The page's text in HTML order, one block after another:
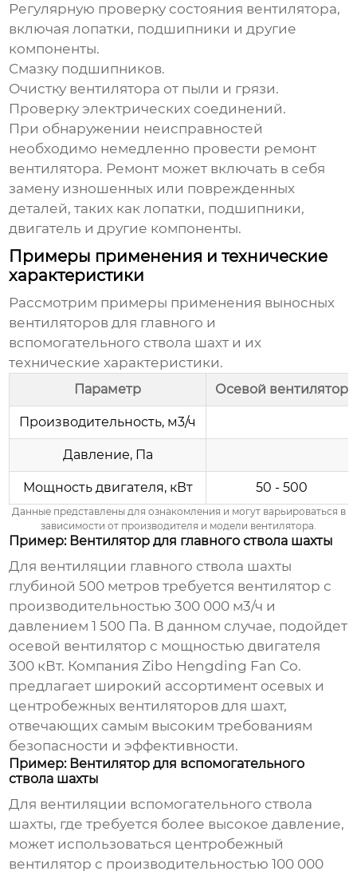
Регулярную проверку состояния вентилятора,
включая лопатки, подшипники и другие
компоненты.
Смазку подшипников.
Очистку вентилятора от пыли и грязи.
Проверку электрических соединений.
При обнаружении неисправностей
необходимо немедленно провести ремонт
вентилятора. Ремонт может включать в себя
замену изношенных или поврежденных
деталей, таких как лопатки, подшипники,
двигатель и другие компоненты.
Примеры применения и технические
характеристики
Рассмотрим примеры применения выносных
вентиляторов для главного и
вспомогательного ствола шахт и их
технические характеристики.
Параметр Осевой вентилятор
Производительность, м3/ч
Давление, Па
Мощность двигателя, кВт 50 - 500
Данные представлены для ознакомления и могут варьироваться в
зависимости от производителя и модели вентилятора.
Пример: Вентилятор для главного ствола шахты
Для вентиляции главного ствола шахты
глубиной 500 метров требуется вентилятор с
производительностью 300 000 м3/ч и
давлением 1 500 Па. В данном случае, подойдет
осевой вентилятор с мощностью двигателя
300 кВт. КомпанияZibo Hengding Fan Co.
предлагает широкий ассортимент осевых и
центробежных вентиляторов для шахт,
отвечающих самым высоким требованиям
безопасности и эффективности.
Пример: Вентилятор для вспомогательного
ствола шахты
Для вентиляции вспомогательного ствола
шахты, где требуется более высокое давление,
может использоваться центробежный
вентилятор с производительностью 100 000